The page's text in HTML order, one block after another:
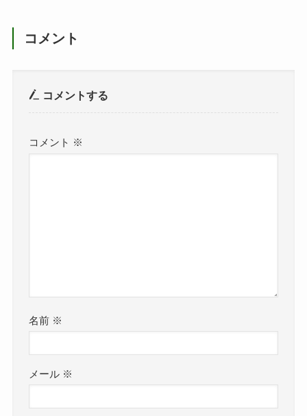
コメント
コメントする
コメント ※
名前 ※
メール ※